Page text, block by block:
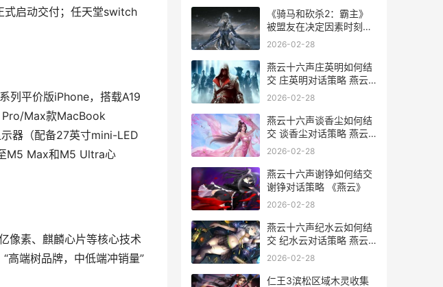
式启动交付；任天堂switch
列平价版iPhone，搭载A19
Pro/Max款MacBook
器（配备27英寸mini-LED
M5 Max和M5 Ultra心
像素、麒麟心片等核心技术
高端树品牌，中低端冲销量”
《骑马和砍杀2：霸主》
被盟友在决定因素时刻抛
弃如何办 《骑马与砍杀
2026-02-28
燕云十六声庄英明如何结
交 庄英明对话策略 燕云
十六声庄英明
2026-02-28
燕云十六声谈香尘如何结
交 谈香尘对话策略 燕云
十六州是哪十六种
2026-02-28
燕云十六声谢铮如何结交
谢铮对话策略 《燕云》
2026-02-28
燕云十六声纪水云如何结
交 纪水云对话策略 燕云
十六州怎么念
2026-02-28
仁王3滨松区域木灵收集